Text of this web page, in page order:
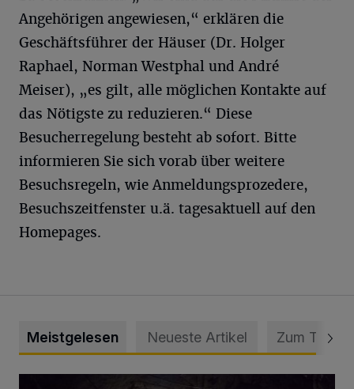
Angehörigen angewiesen,“ erklären die
Geschäftsführer der Häuser (Dr. Holger
Raphael, Norman Westphal und André
Meiser), „es gilt, alle möglichen Kontakte auf
das Nötigste zu reduzieren.“ Diese
Besucherregelung besteht ab sofort. Bitte
informieren Sie sich vorab über weitere
Besuchsregeln, wie Anmeldungsprozedere,
Besuchszeitfenster u.ä. tagesaktuell auf den
Homepages.
Meistgelesen Neueste Artikel Zum Thema